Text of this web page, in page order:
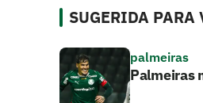
SUGERIDA PARA
palmeiras
Palmeiras